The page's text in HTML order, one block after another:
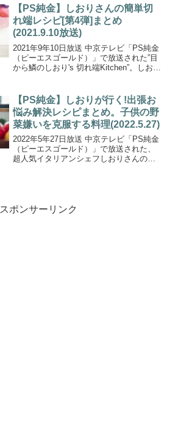
ストランテ ヴァベーネ)の店主...
【PS純金】しおりさんの簡単切
れ端レシピ[第4弾]まとめ
(2021.9.10放送)
2021年9年10日放送 中京テレビ「PS純金
（ピーエスゴールド）」で放送された”目
から鱗のしおり's 切れ端Kitchen”。しおり
市東区にあるRistorante ...
【PS純金】しおりが行く!出張お
悩み解決レシピまとめ。子供の野
菜嫌いを克服する料理(2022.5.27)
2022年5年27日放送 中京テレビ「PS純金
（ピーエスゴールド）」で放送された、
超人気イタリアンシェフしおりさんの
スポンサーリンク